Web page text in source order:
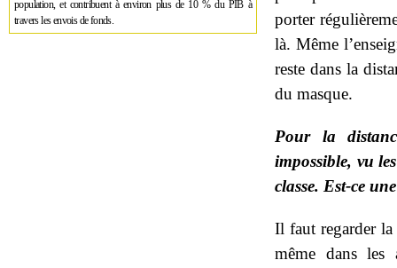
population, et contribuent à environ plus de 10 % du PIB à
travers les envois de fonds.
porter
là. Même
reste dans la
du masque.
Pour la
impossible, vu
classe. Est-ce
Il faut regarder la
même dans les